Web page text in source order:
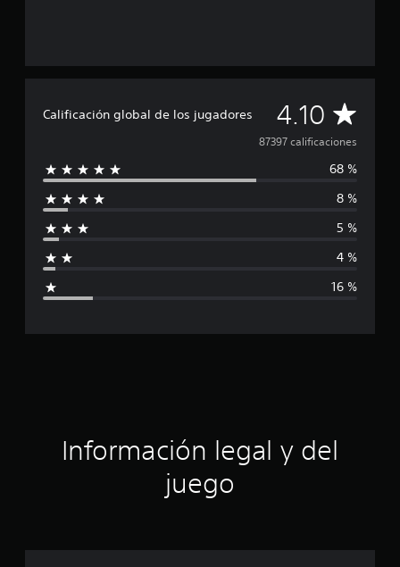
Calificación global de los jugadores 4.10 C
a
l
a
ó
r
87397 calificaciones
68 %
8 %
5 %
4 %
16 %
Información legal y del
juego